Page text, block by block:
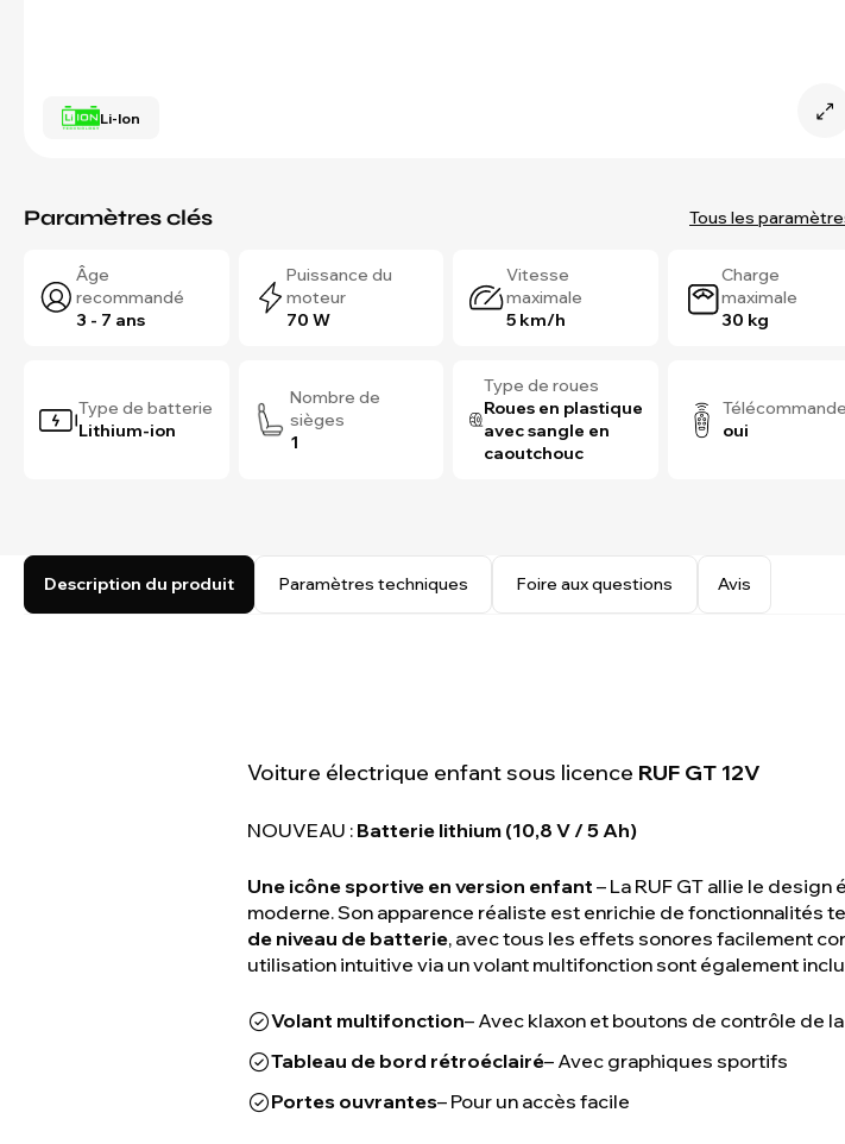
Li-Ion
Paramètres clés Tous les
Âge
recommandé
3 - 7 ans
Puissance du
moteur
70 W
Vitesse
maximale
5 km/h
Charge
maximale
30 kg
Type de batterie
Lithium-ion
Nombre de
sièges
1
Type de roues
Roues en plastique
avec sangle en
caoutchouc
Télécommande
oui
Description du produit Paramètres techniques Foire aux questions Avis
Voiture électrique enfant sous licence RUF GT 12V
NOUVEAU : Batterie lithium (10,8 V / 5 Ah)
Une icône sportive en version enfant – La RUF GT allie le
moderne. Son apparence réaliste est enrichie de fonctionnalités
de niveau de batterie, avec tous les effets sonores facilement
utilisation intuitive via un volant multifonction sont également
Volant multifonction– Avec klaxon et boutons de contrôle de
Tableau de bord rétroéclairé– Avec graphiques sportifs
Portes ouvrantes– Pour un accès facile